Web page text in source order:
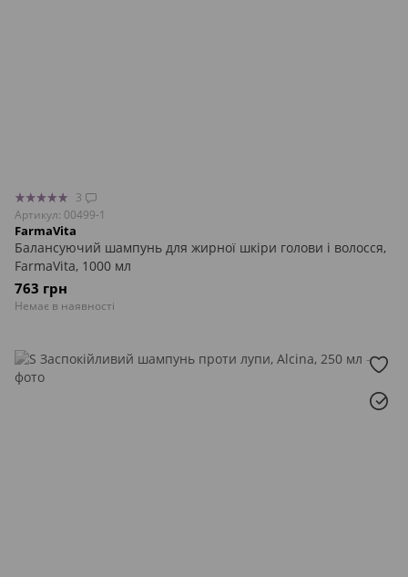
3
Артикул: 00499-1
FarmaVita
Балансуючий шампунь для жирної шкіри голови і волосся,
FarmaVita, 1000 мл
763 грн
Немає в наявності